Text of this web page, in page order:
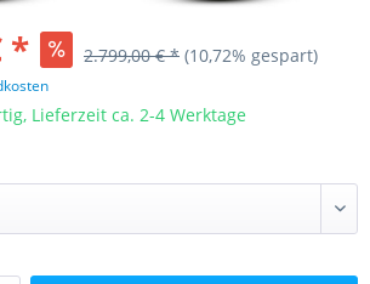
* 2.799,00 € * (10,72% gespart)
Lieferzeit ca. 2-4 Werktage